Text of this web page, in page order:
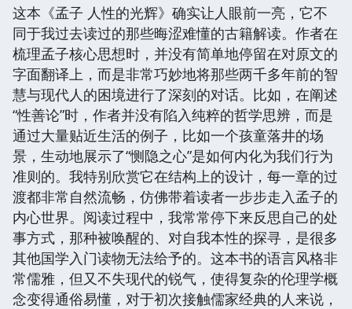
这本《孟子 人性的光辉》确实让人眼前一亮，它不
同于我过去读过的那些晦涩难懂的古籍解读。作者在
梳理孟子核心思想时，并没有简单地停留在对原文的
字面翻译上，而是非常巧妙地将那些两千多年前的智
慧与现代人的困境进行了深刻的对话。比如，在阐述
“性善论”时，作者并没有陷入纯粹的哲学思辨，而是
通过大量贴近生活的例子，比如一个孩童落井的场
景，生动地展示了“恻隐之心”是如何内化为我们行为
准则的。我特别欣赏它在结构上的设计，每一章的过
渡都非常自然流畅，仿佛带着读者一步步走入孟子的
内心世界。阅读过程中，我常常停下来反思自己的处
事方式，那种被唤醒的、对自我本性的探寻，是很多
其他国学入门读物无法给予的。这本书的语言风格非
常儒雅，但又不失现代的锐气，使得复杂的伦理学概
念变得通俗易懂，对于初次接触儒家经典的人来说，